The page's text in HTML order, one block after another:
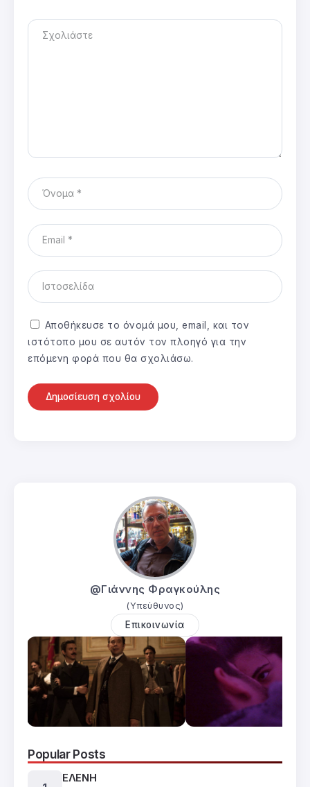
Αποθήκευσε το όνομά μου, email, και τον
ιστότοπο μου σε αυτόν τον πλοηγό για την
επόμενη φορά που θα σχολιάσω.
@Γιάννης Φραγκούλης
(Υπεύθυνος)
Επικοινωνία
Popular Posts
ΕΛΕΝΗ